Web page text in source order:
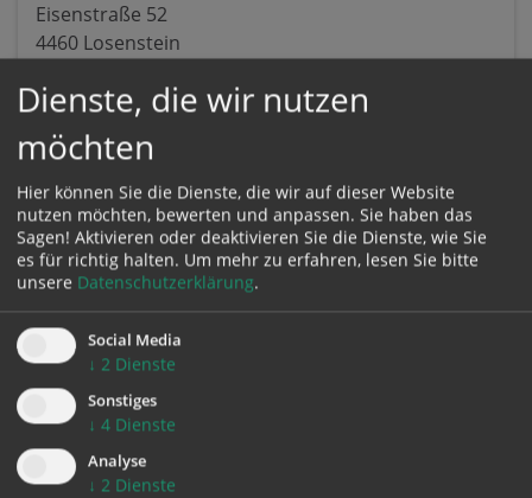
Eisenstraße 52
4460 Losenstein
Karte:
Bitte akzeptieren Sie
Dienste, die wir nutzen
möchten
Hier können Sie die Dienste, die wir auf dieser Website
nutzen möchten, bewerten und anpassen. Sie haben das
Sagen! Aktivieren oder deaktivieren Sie die Dienste, wie Sie
es für richtig halten. Um mehr zu erfahren, lesen Sie bitte
unsere Datenschutzerklärung.
Social Media
↓ 2 Dienste
Sonstiges
↓ 4 Dienste
Analyse
↓ 2 Dienste